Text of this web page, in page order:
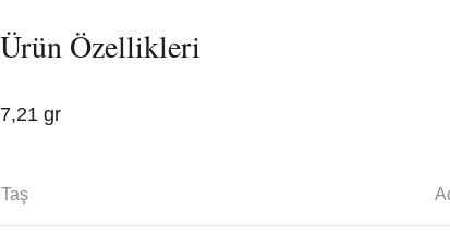
Ürün Özellikleri
7,21 gr
Taş